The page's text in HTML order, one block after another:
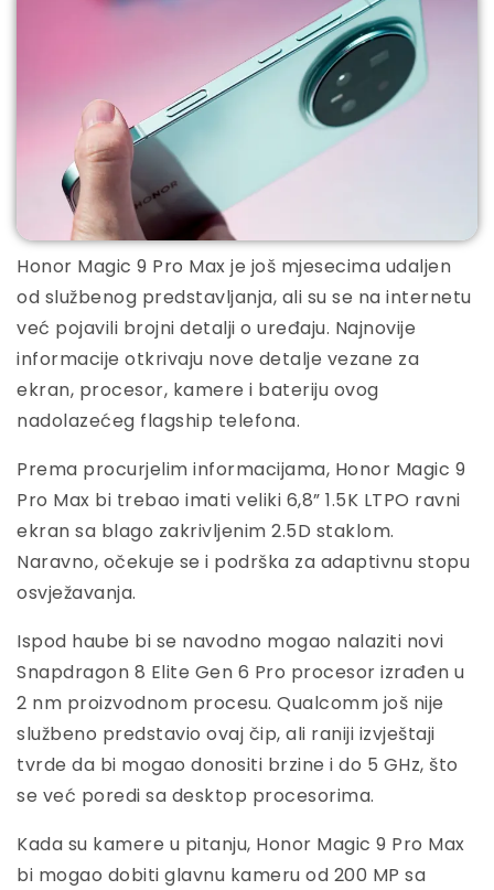
Honor Magic 9 Pro Max je još mjesecima udaljen
od službenog predstavljanja, ali su se na internetu
već pojavili brojni detalji o uređaju. Najnovije
informacije otkrivaju nove detalje vezane za
ekran, procesor, kamere i bateriju ovog
nadolazećeg flagship telefona.
Prema procurjelim informacijama, Honor Magic 9
Pro Max bi trebao imati veliki 6,8” 1.5K LTPO ravni
ekran sa blago zakrivljenim 2.5D staklom.
Naravno, očekuje se i podrška za adaptivnu stopu
osvježavanja.
Ispod haube bi se navodno mogao nalaziti novi
Snapdragon 8 Elite Gen 6 Pro procesor izrađen u
2 nm proizvodnom procesu. Qualcomm još nije
službeno predstavio ovaj čip, ali raniji izvještaji
tvrde da bi mogao donositi brzine i do 5 GHz, što
se već poredi sa desktop procesorima.
Kada su kamere u pitanju, Honor Magic 9 Pro Max
bi mogao dobiti glavnu kameru od 200 MP sa